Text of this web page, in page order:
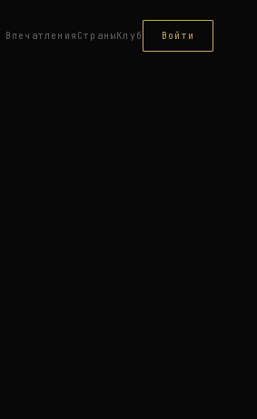
Впечатления СтраныКлуб Войти